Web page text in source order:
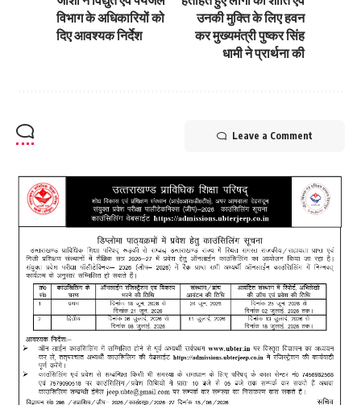
विभाग के अधिकारियों को
दिए आवश्यक निर्देश
उनकी मुक्ति के लिए हवन
कर मुख्यमंत्री पुष्कर सिंह
धामी ने प्रार्थना की
Leave a Comment